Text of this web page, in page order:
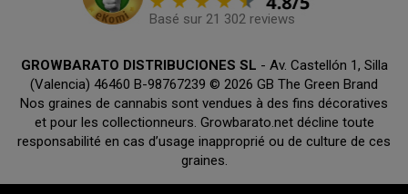
Basé sur 21 302 reviews
GROWBARATO DISTRIBUCIONES SL - Av. Castellón 1, Silla
(Valencia) 46460 B-98767239 © 2026 GB The Green Brand
Nos graines de cannabis sont vendues à des fins décoratives
et pour les collectionneurs. Growbarato.net décline toute
responsabilité en cas d’usage inapproprié ou de culture de ces
graines.